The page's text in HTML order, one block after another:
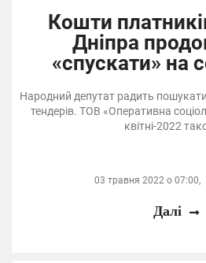
Кошти
Дніпра
«спускати» на
Народний депутат радить
тендерів. ТОВ «Оперативна
квітні-2022
03 травня 2022 о 07:00,
Далі